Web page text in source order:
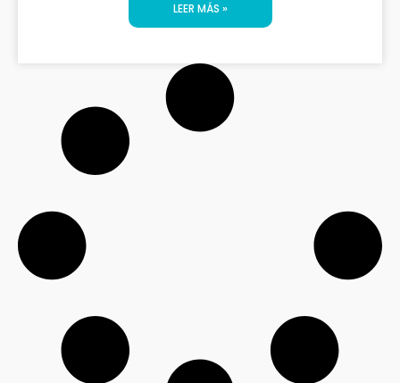
LEER MÁS »